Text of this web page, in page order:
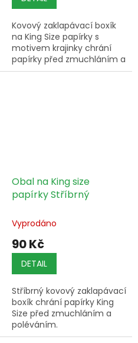
Kovový zaklapávací boxík
na King Size papírky s
motivem krajinky chrání
papírky před zmuchláním a
vlhkostí.
Obal na King size
papírky Stříbrný
Vyprodáno
90 Kč
DETAIL
Stříbrný kovový zaklapávací
boxík chrání papírky King
Size před zmuchláním a
poléváním.